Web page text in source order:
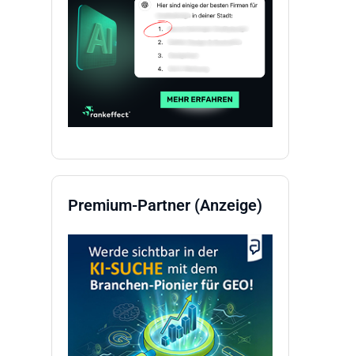
Premium-Partner (Anzeige)